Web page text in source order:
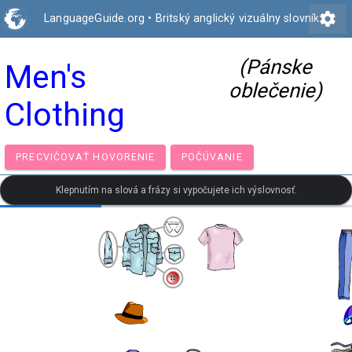
LanguageGuide.org • Britský anglický vizuálny slovníksettings
Men's
Clothing
(Pánske
oblečenie)
PRECVIČOVAŤ HOVORENIE POČÚVANIE
Klepnutím na slová a frázy si vypočujete ich výslovnosť.